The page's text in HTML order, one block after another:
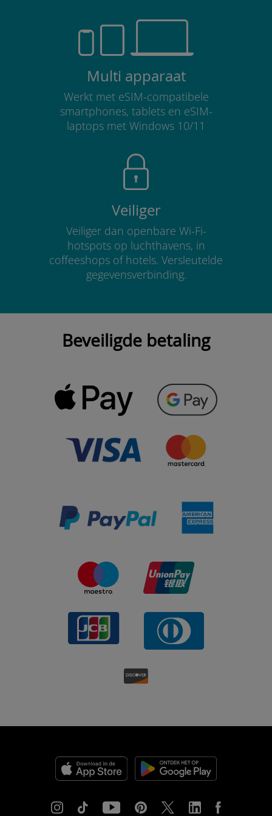
Multi apparaat
Werkt met eSIM-compatibele
smartphones, tablets en eSIM-
laptops met Windows 10/11
Veiliger
Veiliger dan openbare Wi-Fi-
hotspots op luchthavens, in
coffeeshops of hotels. Versleutelde
gegevensverbinding.
Beveiligde betaling